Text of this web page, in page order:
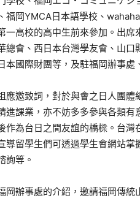
福岡YMCA日本語學校、
一高校的高中生前來參加。出
總會、西日本台灣學友會、山
本國際財團等，及駐福岡辦事
邀致詞，對於與會之日人團體
進課業，亦不妨多多參與各類
作為台日之間友誼的橋樑。台
導留學生們可透過學生會網站
詢等。
辦事處的介紹，邀請福岡傳統